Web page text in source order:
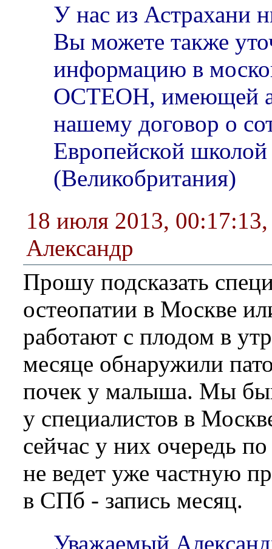
У нас из Астрахани
Вы можете также
информацию в
ОСТЕОН, имеющей
нашему договор о
Европейской школой
(Великобритания)
18 июля 2013, 00:17:13
Александр
Прошу подсказать
остеопатии в Москве
работают с плодом в
месяце обнаружили
почек у малыша. Мы
у специалистов в
сейчас у них очередь
не ведет уже частную
в СПб - запись месяц.
Уважаемый